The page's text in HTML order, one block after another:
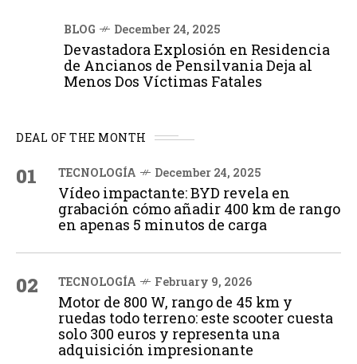
BLOG December 24, 2025
Devastadora Explosión en Residencia
de Ancianos de Pensilvania Deja al
Menos Dos Víctimas Fatales
DEAL OF THE MONTH
01 TECNOLOGÍA December 24, 2025
Vídeo impactante: BYD revela en
grabación cómo añadir 400 km de rango
en apenas 5 minutos de carga
02 TECNOLOGÍA February 9, 2026
Motor de 800 W, rango de 45 km y
ruedas todo terreno: este scooter cuesta
solo 300 euros y representa una
adquisición impresionante